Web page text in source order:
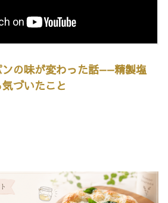
の味が変わった話——精製塩
づいたこと